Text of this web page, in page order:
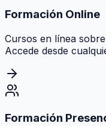
Formación Online
Cursos en línea
Accede desde
Formación